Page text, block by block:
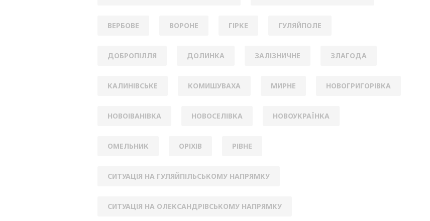
ВЕРБОВЕ ВОРОНЕ ГІРКЕ ГУЛЯЙПОЛЕ
ДОБРОПІЛЛЯ ДОЛИНКА ЗАЛІЗНИЧНЕ ЗЛАГОДА
КАЛИНІВСЬКЕ КОМИШУВАХА МИРНЕ НОВОГРИГОРІВКА
НОВОІВАНІВКА НОВОСЕЛІВКА НОВОУКРАЇНКА
ОМЕЛЬНИК ОРІХІВ РІВНЕ
СИТУАЦІЯ НА ГУЛЯЙПІЛЬСЬКОМУ НАПРЯМКУ
СИТУАЦІЯ НА ОЛЕКСАНДРІВСЬКОМУ НАПРЯМКУ